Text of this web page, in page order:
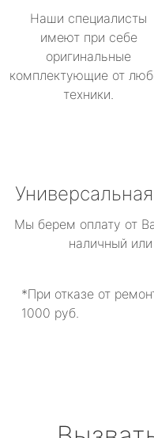
Наши специалисты
имеют при себе
оригинальные
комплектующие от
техники.
Мы берем оплату от
наличный
*При отказе от
1000 руб.